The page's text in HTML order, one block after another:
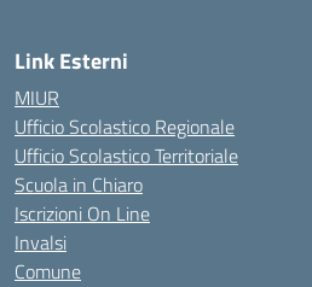
Link Esterni
MIUR
Ufficio Scolastico Regionale
Ufficio Scolastico Territoriale
Scuola in Chiaro
Iscrizioni On Line
Invalsi
Comune